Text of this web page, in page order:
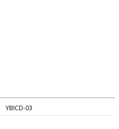
YBICD-03